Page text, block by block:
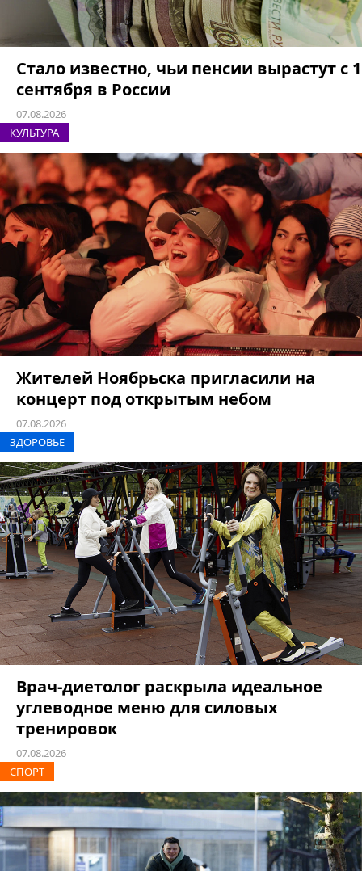
Стало известно, чьи пенсии вырастут с 1
сентября в России
07.08.2026
КУЛЬТУРА
Жителей Ноябрьска пригласили на
концерт под открытым небом
07.08.2026
ЗДОРОВЬЕ
Врач-диетолог раскрыла идеальное
углеводное меню для силовых
тренировок
07.08.2026
СПОРТ